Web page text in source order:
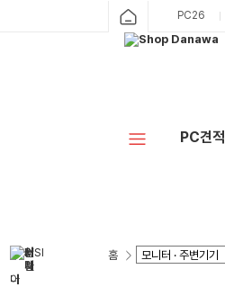
PC26
PC견적
홈